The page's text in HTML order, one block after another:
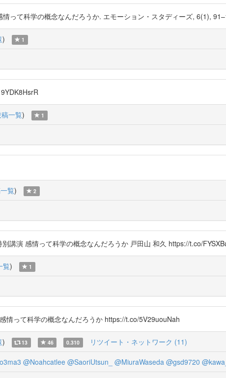
って科学の概念なんだろうか. エモーション・スタディーズ, 6(1),
) 1
一覧) 1
覧) 2
講演 感情って科学の概念なんだろうか 戸田山 和久 https://t.co/
覧) 1
情って科学の概念なんだろうか https://t.co/5V29uouNah
) 13 46 0.310 リツイート・ネットワーク (11)
@Noahcatlee @SaoriUtsun_ @MiuraWaseda @gsd9720